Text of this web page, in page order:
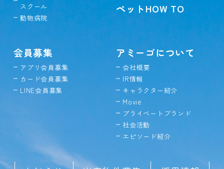
スクール
動物病院
ペットHOW TO
会員募集
アプリ会員募集
カード会員募集
LINE会員募集
アミーゴについて
会社概要
IR情報
キャラクター紹介
Movie
プライベートブランド
社会活動
エピソード紹介